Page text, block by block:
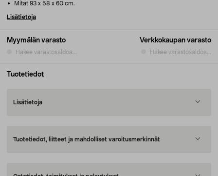
Myymälän varasto
Hakee varastosaldoa...
Verkkokaupan varasto
Hakee varastosaldoa...
Mitat 93 x 58 x 60 cm.
Lisätietoja
Tuotetiedot
Lisätietoja
Tuotetiedot, liitteet ja mahdolliset varoitusmerkinnät